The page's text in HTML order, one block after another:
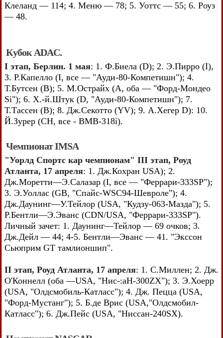
Клеланд — 114; 4. Меню — 78; 5. Уоттс — 55; 6. Роуз
— 48.
Кубок ADAC.
I этап, Берлин. 1 мая: 1. Ф.Биела (D); 2. Э.Пирро (I),
3. Р.Капелло (I, все — "Ауди-80-Компетишн"); 4.
Т.Бутсен (В); 5. М.Острайх (А, оба — "Форд-Мондео
Si"); 6. X.-й.Штук (D, "Ауди-80-Компетишн"); 7.
Т.Тассен (В); 8. Дж.Секотто (YV); 9. А.Хегер D): 10.
Й.Зурер (СН, все - BMB-318i).
Чемпионат IMSA
"Уорлд Спортс кар чемпионам" III этап, Роуд
Атланта, 17 апреля: 1. Дж.Кохран USA); 2.
Дж.Моретти—Э.Салазар (I, все — "Феррари-333SP");
3. Э.Уоллас (GB, "Спайс-WSC94-Шевроле"); 4.
Дж.Даунинг—У.Тейлор (USA, "Кудзу-063-Мазда"); 5.
Р.Бентли—Э.Эванс (CDN/USA, "Феррари-333SP").
Личный зачет: 1. Даунинг—Тейлор — 69 очков; 3.
Дж.Дейл — 44; 4-5. Бентли—Эванс — 41. "Экссон
Сьюприм GT тамлионшип".
II этап, Роуд Атланта, 17 апреля: 1. С.Миллен; 2. Дж.
О'Коннелл (оба —USA, "Нис-:aH-300ZX"); 3. Э.Хоерр
(USA, "Олдсмобиль-Катласс"); 4. Дж. Пецца (USA,
"Форд-Мустанг"); 5. Б.де Врис (USA,"Олдсмобил-
Катласс"); 6. Дж.Пейс (USA, "Ниссан-240SX).